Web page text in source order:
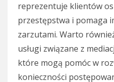
reprezentuje klientów
przestępstwa i pomaga
zarzutami. Warto
usługi związane z
które mogą pomóc w
konieczności